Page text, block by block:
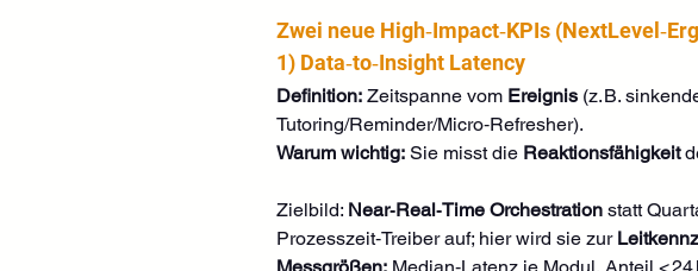
Zwei neue High‑Impact‑KPIs
1) Data‑to‑Insight Latency
Definition: Zeitspanne vom Ereignis (z. B.
Tutoring/Reminder/Micro‑Refresher).
Warum wichtig: Sie misst die Reaktionsfähigkeit
Zielbild: Near‑Real‑Time Orchestration statt
Prozesszeit‑Treiber auf; hier wird sie zur
Messgrößen: Median‑Latenz je Modul, Anteil <